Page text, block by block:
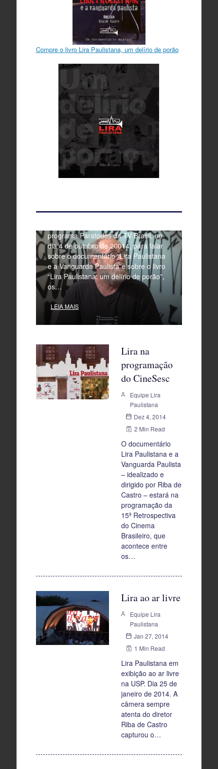
Compre o livro Lira Paulistana, um delírio de porão
Notícias
Riba de Castro fala
sobre cultura
independente
Jan 26, 2015
1 Min Read
programa Paratodos da TV Brasil, no
dia 4 de outubro de 20014, para falar
sobre o documentário “Lira Paulistana
e a Vanguarda Paulista”e sobre o livro
“Lira Paulistana: um delírio de porão”,
os…
LEIA MAIS
Lira na
programação
do CineSesc
Equipe Lira
Paulistana
Dez 4, 2014
2 Min Read
O documentário
Lira Paulistana e a
Vanguarda Paulista
– idealizado e
dirigido por Riba de
Castro – estará na
programação da
15ª Retrospectiva
do Cinema
Brasileiro, que
acontece entre
os…
Lira ao ar livre
Equipe Lira
Paulistana
Jan 27, 2014
1 Min Read
Lira Paulistana em
exibição ao ar livre
na USP. Dia 25 de
janeiro de 2014. A
câmera sempre
atenta do diretor
Riba de Castro
capturou o…